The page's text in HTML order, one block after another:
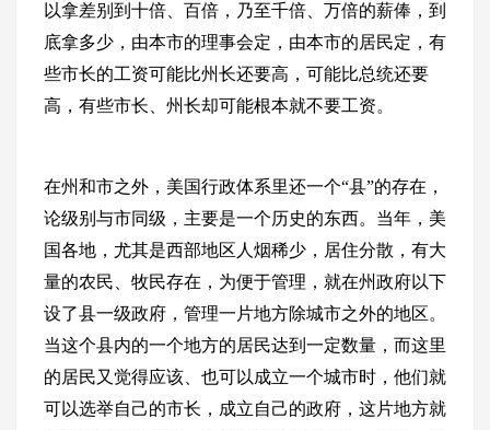
以拿差别到十倍、百倍，乃至千倍、万倍的薪俸，到
底拿多少，由本市的理事会定，由本市的居民定，有
些市长的工资可能比州长还要高，可能比总统还要
高，有些市长、州长却可能根本就不要工资。
在州和市之外，美国行政体系里还一个“县”的存在，
论级别与市同级，主要是一个历史的东西。当年，美
国各地，尤其是西部地区人烟稀少，居住分散，有大
量的农民、牧民存在，为便于管理，就在州政府以下
设了县一级政府，管理一片地方除城市之外的地区。
当这个县内的一个地方的居民达到一定数量，而这里
的居民又觉得应该、也可以成立一个城市时，他们就
可以选举自己的市长，成立自己的政府，这片地方就